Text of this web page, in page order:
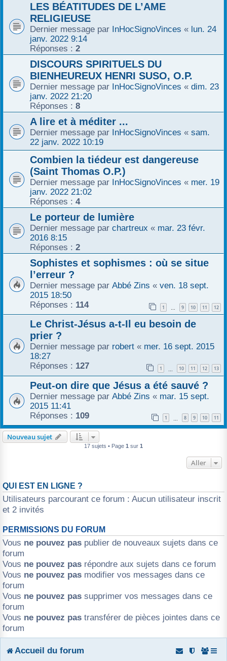
LES BÉATITUDES DE L’AME
RELIGIEUSE
Dernier message par InHocSignoVinces « lun. 24
janv. 2022 9:14
Réponses : 2
DISCOURS SPIRITUELS DU
BIENHEUREUX HENRI SUSO, O.P.
Dernier message par InHocSignoVinces « dim. 23
janv. 2022 21:20
Réponses : 8
A lire et à méditer ...
Dernier message par InHocSignoVinces « sam.
22 janv. 2022 10:19
Combien la tiédeur est dangereuse
(Saint Thomas O.P.)
Dernier message par InHocSignoVinces « mer. 19
janv. 2022 21:02
Réponses : 4
Le porteur de lumière
Dernier message par chartreux « mar. 23 févr.
2016 8:15
Réponses : 2
Sophistes et sophismes : où se situe
l’erreur ?
Dernier message par Abbé Zins « ven. 18 sept.
2015 18:50
Réponses : 114 1 … 9 10 11 12
Le Christ-Jésus a-t-Il eu besoin de
prier ?
Dernier message par robert « mer. 16 sept. 2015
18:27
Réponses : 127 1 10 11 12 13
Peut-on dire que Jésus a été sauvé ?
Dernier message par Abbé Zins « mar. 15 sept.
2015 11:41
Réponses : 109 1 8 9 10 11
Nouveau sujet
17 sujets • Page 1 sur 1
Aller
QUI EST EN LIGNE ?
Utilisateurs parcourant ce forum : Aucun utilisateur inscrit
et 2 invités
PERMISSIONS DU FORUM
Vous ne pouvez pas publier de nouveaux sujets dans ce
forum
Vous ne pouvez pas répondre aux sujets dans ce forum
Vous ne pouvez pas modifier vos messages dans ce
forum
Vous ne pouvez pas supprimer vos messages dans ce
forum
Vous ne pouvez pas transférer de pièces jointes dans ce
forum
Accueil du forum